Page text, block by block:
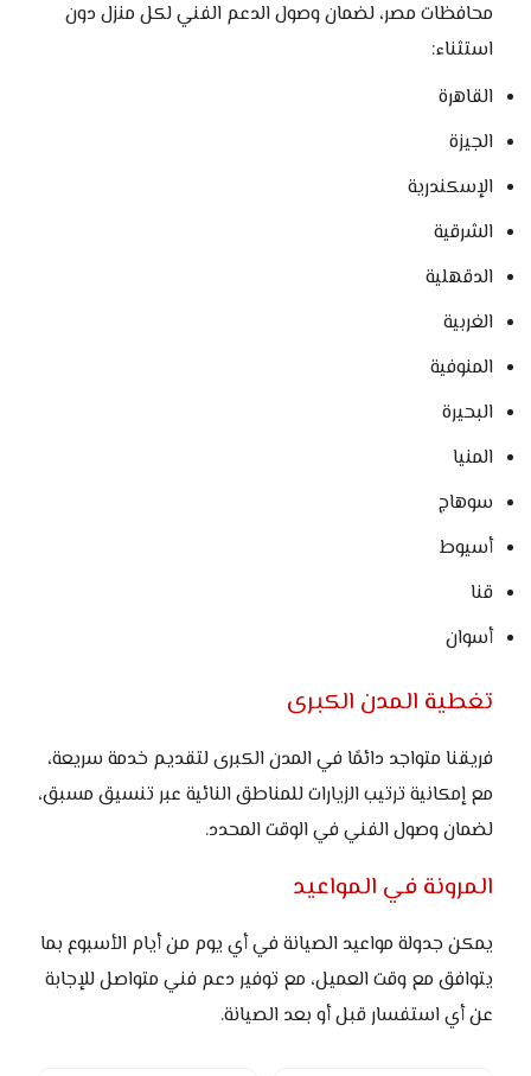
محافظات مصر، لضمان وصول الدعم الفني لكل منزل دون
استثناء:
القاهرة
الجيزة
الإسكندرية
الشرقية
الدقهلية
الغربية
المنوفية
البحيرة
المنيا
سوهاج
أسيوط
قنا
أسوان
تغطية المدن الكبرى
فريقنا متواجد دائمًا في المدن الكبرى لتقديم خدمة سريعة،
مع إمكانية ترتيب الزيارات للمناطق النائية عبر تنسيق مسبق،
لضمان وصول الفني في الوقت المحدد.
المرونة في المواعيد
يمكن جدولة مواعيد الصيانة في أي يوم من أيام الأسبوع بما
يتوافق مع وقت العميل، مع توفير دعم فني متواصل للإجابة
عن أي استفسار قبل أو بعد الصيانة.